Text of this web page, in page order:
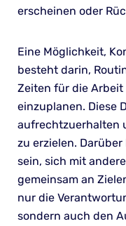
erscheinen oder
Eine Möglichkeit,
besteht darin,
Zeiten für die Arbeit
einzuplanen. Diese
aufrechtzuerhalten
zu erzielen.
sein, sich mit
gemeinsam an
nur die
sondern auch den